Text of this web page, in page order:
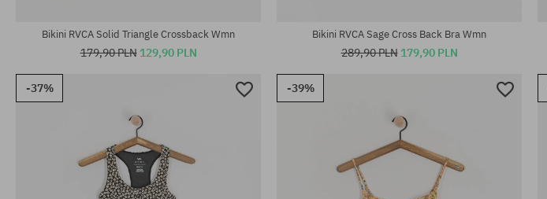
Bikini RVCA Solid Triangle Crossback Wmn
179,90 PLN 129,90 PLN
Bikini RVCA Sage Cross Back Bra Wmn
289,90 PLN 179,90 PLN
-37% -39%